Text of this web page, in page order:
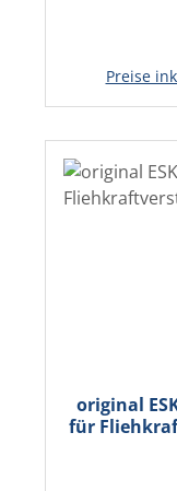
Preise
original
für